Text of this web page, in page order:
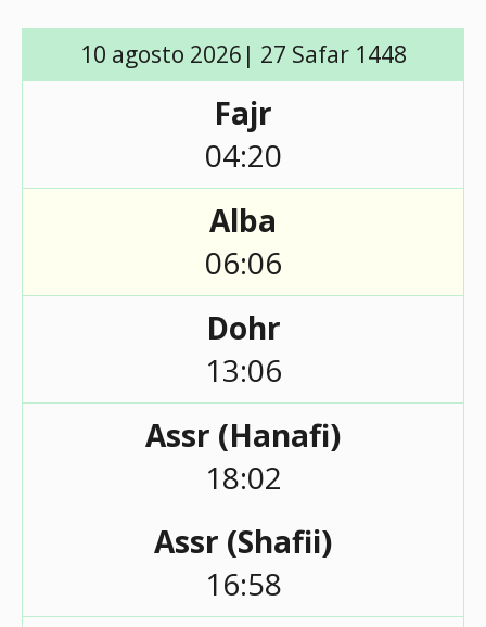
10 agosto 2026| 27 Safar 1448
Fajr
04:20
Alba
06:06
Dohr
13:06
Assr (Hanafi)
18:02
Assr (Shafii)
16:58